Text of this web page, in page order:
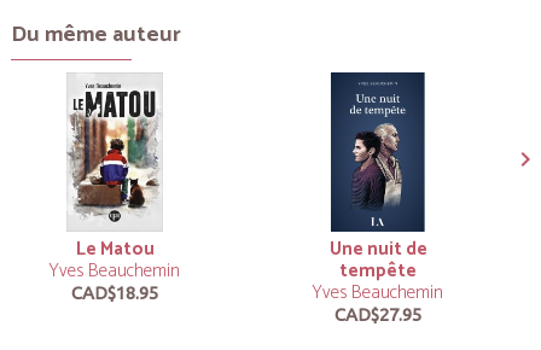
Du même auteur
Le Matou
Yves Beauchemin
CAD$18.95
Une nuit de
tempête
Yves Beauchemin
CAD$27.95